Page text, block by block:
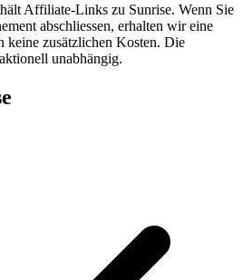
Affiliate-Links zu Sunrise. Wenn Sie
abschliessen, erhalten wir eine
keine zusätzlichen Kosten. Die
unabhängig.